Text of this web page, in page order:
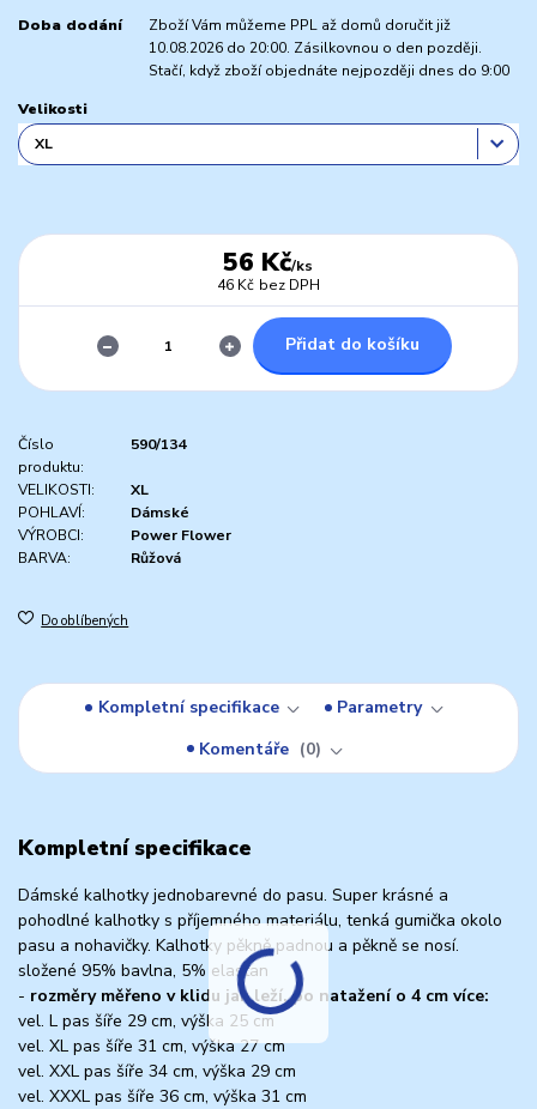
Doba dodání
Zboží Vám můžeme PPL až domů doručit již
10.08.2026 do 20:00. Zásilkovnou o den později.
Stačí, když zboží objednáte nejpozději dnes do 9:00
Velikosti
56 Kč/ks
46 Kč bez DPH
Přidat do košíku
Číslo
produktu:
590/134
VELIKOSTI:
XL
POHLAVÍ:
Dámské
VÝROBCI:
Power Flower
BARVA:
Růžová
Do oblíbených
Kompletní specifikace
Parametry
Komentáře
0
Kompletní specifikace
Dámské kalhotky jednobarevné do pasu. Super krásné a
pohodlné kalhotky s příjemného materiálu, tenká gumička okolo
pasu a nohavičky. Kalhotky pěkně padnou a pěkně se nosí.
složené 95% bavlna, 5% elastan
- rozměry měřeno v klidu jak leží, po natažení o 4 cm více:
vel. L pas šíře 29 cm, výška 25 cm
vel. XL pas šíře 31 cm, výška 27 cm
vel. XXL pas šíře 34 cm, výška 29 cm
vel. XXXL pas šíře 36 cm, výška 31 cm